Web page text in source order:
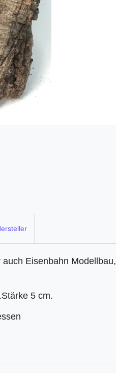
Eisenbahn Modellbau,
5 cm.